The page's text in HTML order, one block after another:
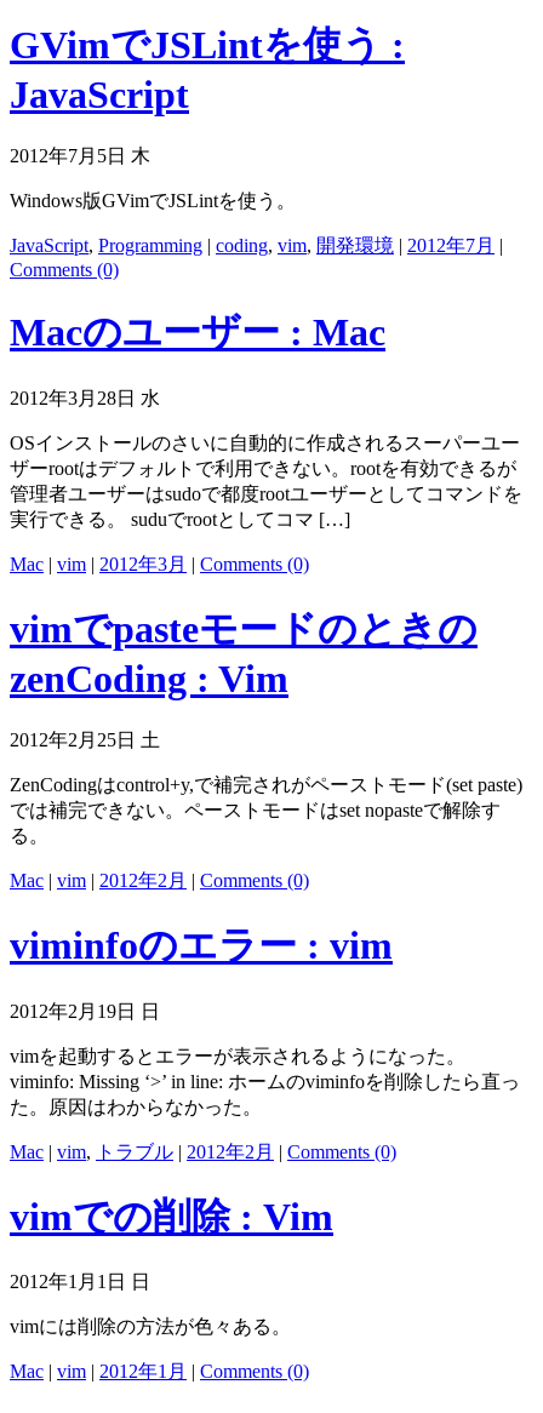
GVimでJSLintを使う :
JavaScript
2012年7月5日 木
Windows版GVimでJSLintを使う。
JavaScript, Programming | coding, vim, 開発環境 | 2012年7月 |
Comments (0)
Macのユーザー : Mac
2012年3月28日 水
OSインストールのさいに自動的に作成されるスーパーユー
ザーrootはデフォルトで利用できない。rootを有効できるが
管理者ユーザーはsudoで都度rootユーザーとしてコマンドを
実行できる。 suduでrootとしてコマ […]
Mac | vim | 2012年3月 | Comments (0)
vimでpasteモードのときの
zenCoding : Vim
2012年2月25日 土
ZenCodingはcontrol+y,で補完されがペーストモード(set paste)
では補完できない。ペーストモードはset nopasteで解除す
る。
Mac | vim | 2012年2月 | Comments (0)
viminfoのエラー : vim
2012年2月19日 日
vimを起動するとエラーが表示されるようになった。
viminfo: Missing ‘>’ in line: ホームのviminfoを削除したら直っ
た。原因はわからなかった。
Mac | vim, トラブル | 2012年2月 | Comments (0)
vimでの削除 : Vim
2012年1月1日 日
vimには削除の方法が色々ある。
Mac | vim | 2012年1月 | Comments (0)